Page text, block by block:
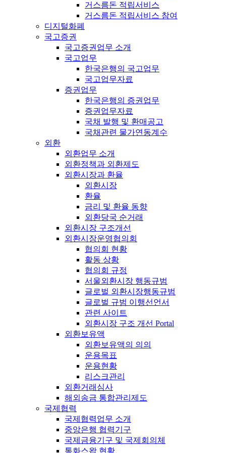
거스름돈 적립서비스
거스름돈 적립서비스 참여
디지털화폐
국고증권
국고증권업무 소개
국고업무
한국은행의 국고업무
국고업무자료
증권업무
한국은행의 증권업무
증권업무자료
국채 발행 및 환매공고
국채관련 물가연동계수
외환
외환업무 소개
외환정책과 외환제도
외환시장과 환율
외환시장
환율
금리 및 환율 동향
외환당국 순거래
외환시장 구조개선
외환시장운영협의회
협의회 현황
활동 상황
협의회 규정
서울외환시장 행동규범
글로벌 외환시장행동규범
글로벌 규범 이행선언서
관련 사이트
외환시장 구조 개선 Portal
외환보유액
외환보유액의 의의
운용목표
운용현황
리스크관리
외환거래심사
해외송금 통합관리제도
국제협력
국제협력업무 소개
중앙은행 협력기구
국제금융기구 및 국제회의체
통화스왑 현황